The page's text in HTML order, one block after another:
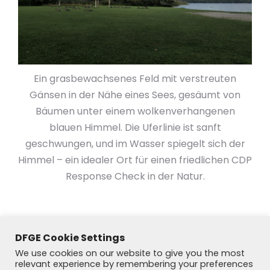
Ein grasbewachsenes Feld mit verstreuten
Gänsen in der Nähe eines Sees, gesäumt von
Bäumen unter einem wolkenverhangenen
blauen Himmel. Die Uferlinie ist sanft
geschwungen, und im Wasser spiegelt sich der
Himmel – ein idealer Ort für einen friedlichen CDP
Response Check in der Natur.
DFGE Cookie Settings
We use cookies on our website to give you the most
relevant experience by remembering your preferences